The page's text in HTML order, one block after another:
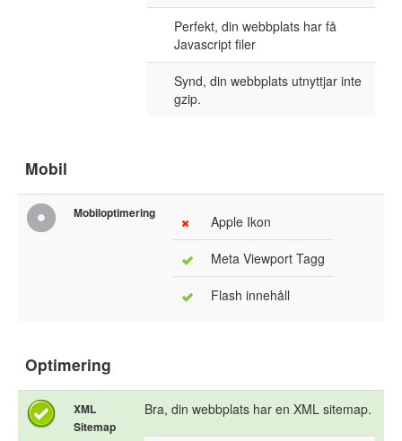
Perfekt, din webbplats har få
Javascript filer
Synd, din webbplats utnyttjar inte
gzip.
Mobil
Mobiloptimering Apple Ikon
Meta Viewport Tagg
Flash innehåll
Optimering
XML
Sitemap
Bra, din webbplats har en XML sitemap.